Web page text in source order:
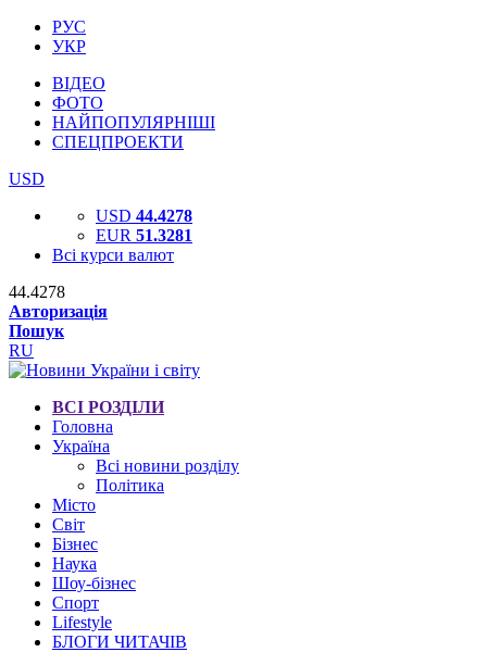
РУС
УКР
ВІДЕО
ФОТО
НАЙПОПУЛЯРНІШІ
СПЕЦПРОЕКТИ
USD
USD 44.4278
EUR 51.3281
Всі курси валют
44.4278
Авторизація
Пошук
RU
ВСІ РОЗДІЛИ
Головна
Україна
Всі новини розділу
Політика
Місто
Світ
Бізнес
Наука
Шоу-бізнес
Спорт
Lifestyle
БЛОГИ ЧИТАЧІВ